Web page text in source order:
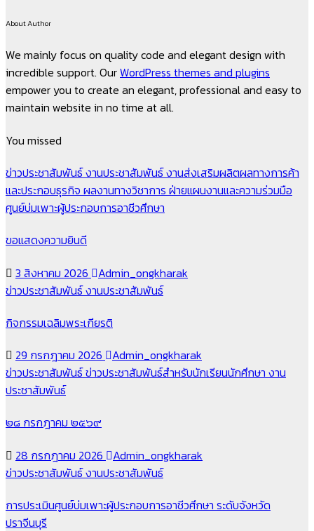
About Author
We mainly focus on quality code and elegant design with
incredible support. OurWordPress themes and plugins
empower you to create an elegant, professional and easy to
maintain website in no time at all.
You missed
ข่าวประชาสัมพันธ์งานประชาสัมพันธ์งานส่งเสริมผลิตผลทางการค้า
และประกอบธุรกิจ ผลงานทางวิชาการ ฝ่ายแผนงานและความร่วมมือ
ศูนย์บ่มเพาะผู้ประกอบการอาชีวศึกษา
ขอแสดงความยินดี
3 สิงหาคม 2026
Admin_ongkharak
ข่าวประชาสัมพันธ์งานประชาสัมพันธ์
กิจกรรมเฉลิมพระเกียรติ
29 กรกฎาคม 2026
Admin_ongkharak
ข่าวประชาสัมพันธ์ข่าวประชาสัมพันธ์สำหรับนักเรียนนักศึกษา งาน
ประชาสัมพันธ์
๒๘ กรกฎาคม ๒๕๖๙
28 กรกฎาคม 2026
Admin_ongkharak
ข่าวประชาสัมพันธ์งานประชาสัมพันธ์
การประเมินศูนย์บ่มเพาะผู้ประกอบการอาชีวศึกษา ระดับจังหวัด
ปราจีนบุรี